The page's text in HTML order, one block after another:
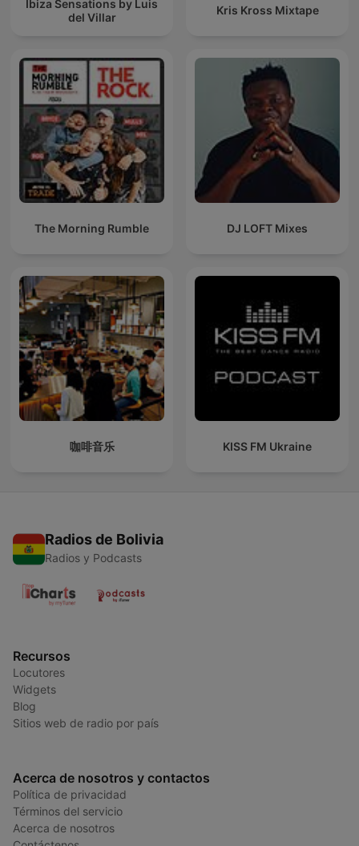
Ibiza Sensations by Luis
del Villar
Kris Kross Mixtape
The Morning Rumble DJ LOFT Mixes
咖啡音乐 KISS FM Ukraine
Radios de Bolivia
Radios y Podcasts
Recursos
Locutores
Widgets
Blog
Sitios web de radio por país
Acerca de nosotros y contactos
Política de privacidad
Términos del servicio
Acerca de nosotros